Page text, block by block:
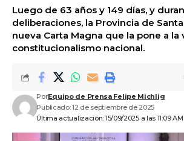
Luego de 63 años y 149 días, y
deliberaciones, la Provincia de
nueva Carta Magna que la pone a
constitucionalismo nacional.
Última actualización: 15/09/2025 a las 11:09 AM
PorEquipo de Prensa Felipe Michlig
Publicado: 12 de septiembre de 2025